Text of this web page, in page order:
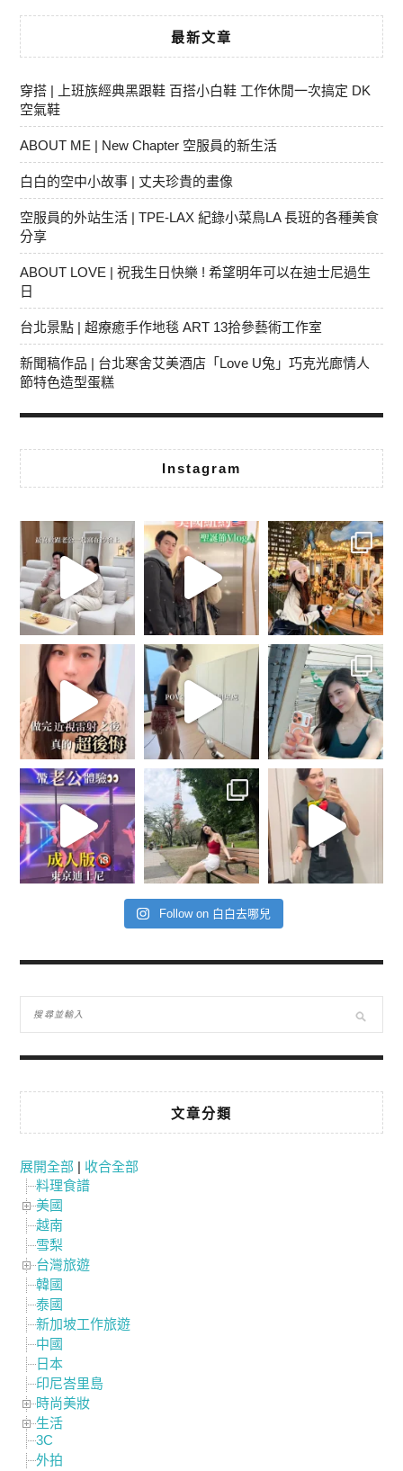
最新文章
穿搭 | 上班族經典黑跟鞋 百搭小白鞋 工作休閒一次搞定 DK
空氣鞋
ABOUT ME | New Chapter 空服員的新生活
白白的空中小故事 | 丈夫珍貴的畫像
空服員的外站生活 | TPE-LAX 紀錄小菜鳥LA 長班的各種美食
分享
ABOUT LOVE | 祝我生日快樂 ! 希望明年可以在迪士尼過生
日
台北景點 | 超療癒手作地毯 ART 13拾參藝術工作室
新聞稿作品 | 台北寒舍艾美酒店「Love U兔」巧克光廊情人
節特色造型蛋糕
Instagram
Follow on 白白去哪兒
文章分類
展開全部 | 收合全部
料理食譜
美國
越南
雪梨
台灣旅遊
韓國
泰國
新加坡工作旅遊
中國
日本
印尼峇里島
時尚美妝
生活
3C
外拍